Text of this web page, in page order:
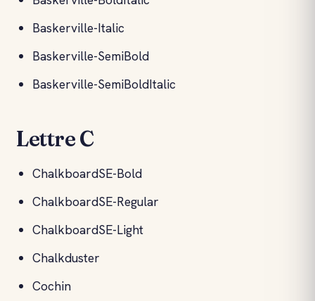
Baskerville-Italic
Baskerville-SemiBold
Baskerville-SemiBoldItalic
Lettre C
ChalkboardSE-Bold
ChalkboardSE-Regular
ChalkboardSE-Light
Chalkduster
Cochin